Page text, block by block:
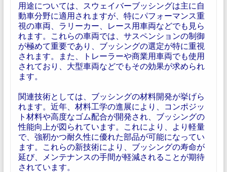
用途については、スウェイバーブッシングは主に自
動車分野に適用されますが、特にパフォーマンス重
視の車両、ラリーカー、レース用車両などでも見ら
れます。これらの車両では、サスペンションの制御
が極めて重要であり、ブッシングの選定が特に重視
されます。また、トレーラーや商業用車両でも使用
されており、大型車両などでもその効果が求められ
ます。
関連技術としては、ブッシングの材料開発が挙げら
れます。近年、材料工学の進展により、コンポジッ
ト材料や高度なゴム配合が開発され、ブッシングの
性能向上が図られています。これにより、より軽量
で、強靭かつ耐久性に優れた部品が可能になってい
ます。これらの新技術により、ブッシングの寿命が
延び、メンテナンスの手間が軽減されることが期待
されています。